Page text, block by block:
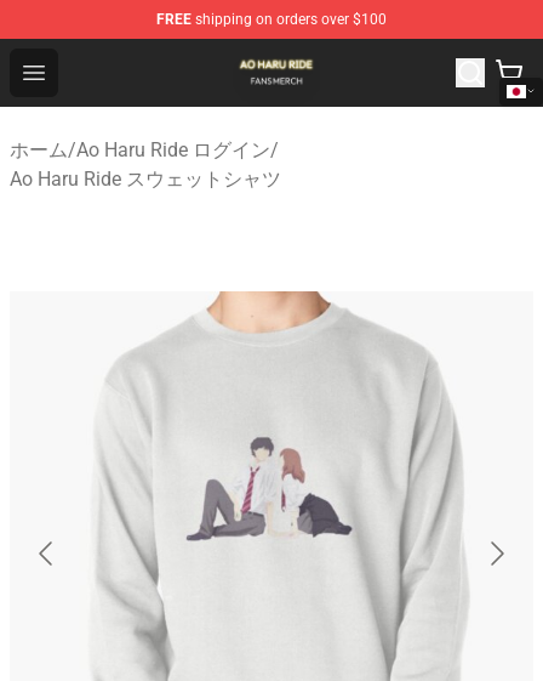
FREE shipping on orders over $100
Open menu
Ao Haru Ride Shop - Official Ao Haru Ride Merchandise
ホーム/Ao Haru Ride ログイン/
Ao Haru Ride スウェットシャツ